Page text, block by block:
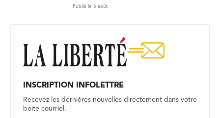
Publié le 5 août
INSCRIPTION INFOLETTRE
Recevez les dernières nouvelles directement dans votre
boite courriel.